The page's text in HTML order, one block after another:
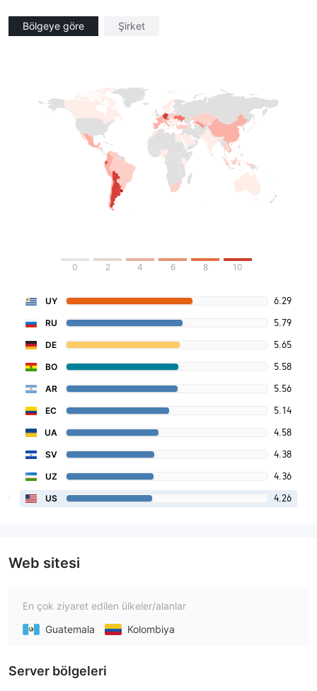
Bölgeye göre Şirket
0 2 4 6 8 10
UY 6.29
RU 5.79
DE 5.65
BO 5.58
AR 5.56
EC 5.14
UA 4.58
SV 4.38
UZ 4.36
US 4.26
Web sitesi
En çok ziyaret edilen ülkeler/alanlar
Guatemala
Kolombiya
Server bölgeleri